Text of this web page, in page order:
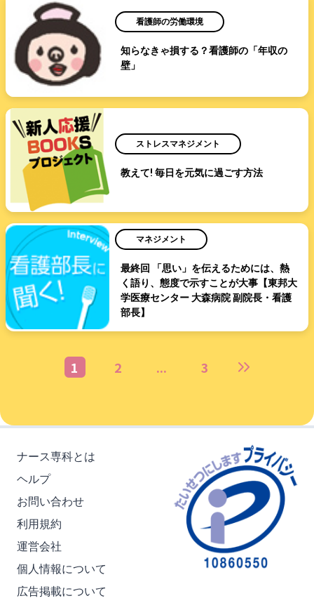
看護師の労働環境
知らなきゃ損する？看護師の「年収の
壁」
ストレスマネジメント
教えて! 毎日を元気に過ごす方法
マネジメント
最終回 「思い」を伝えるためには、熱
く語り、態度で示すことが大事【東邦大
学医療センター 大森病院 副院長・看護
部長】
1 2 ... 3
ナース専科とは
ヘルプ
お問い合わせ
利用規約
運営会社
個人情報について
広告掲載について